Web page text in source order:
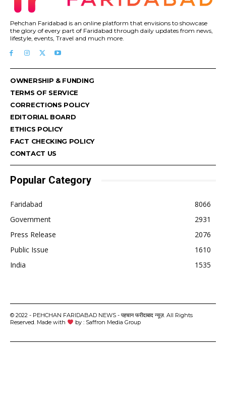
Pehchan Faridabad is an online platform that envisions to showcase
the glory of every part of Faridabad through daily updates from news,
lifestyle, events, Travel and much more.
OWNERSHIP & FUNDING
TERMS OF SERVICE
CORRECTIONS POLICY
EDITORIAL BOARD
ETHICS POLICY
FACT CHECKING POLICY
CONTACT US
Popular Category
Faridabad
8066
Government
2931
Press Release
2076
Public Issue
1610
India
1535
© 2022 - PEHCHAN FARIDABAD NEWS - पहचान फरीदाबाद न्यूज़. All Rights
Reserved. Made with
by : Saffron Media Group